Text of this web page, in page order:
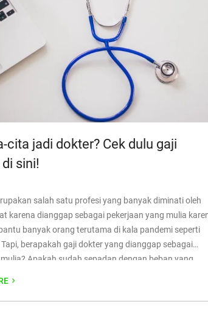
cita jadi dokter? Cek dulu gaji
sini!
salah satu profesi yang banyak diminati oleh
karena dianggap sebagai pekerjaan yang mulia
banyak orang terutama di kala pandemi seperti
berapakah gaji dokter yang dianggap sebagai
Apakah sudah sepadan dengan beban yang
dokter di sini!”